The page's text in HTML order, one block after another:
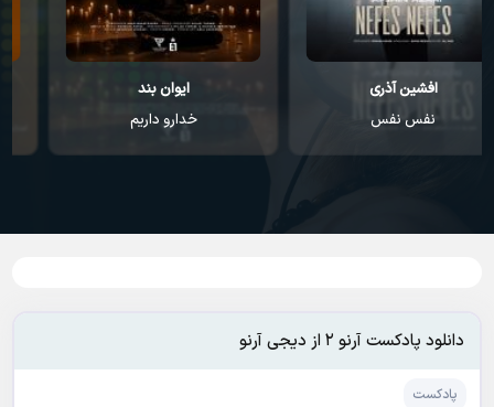
ایوان بند
خدارو داریم
راغب
عطر تو
دانلود پادکست آرنو ۲ از دیجی آرنو
پادکست